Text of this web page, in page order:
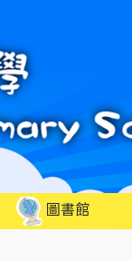
圖書館